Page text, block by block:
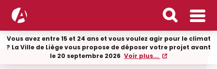
Vous avez entre 15 et 24 ans et vous voulez agir pour le climat
? La Ville de Liège vous propose de déposer votre projet avant
le 20 septembre 2026 Voir plus...